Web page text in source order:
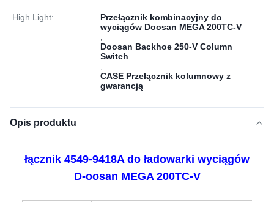
High Light:
Przełącznik kombinacyjny do
wyciągów Doosan MEGA 200TC-V
Doosan Backhoe 250-V Column
Switch
CASE Przełącznik kolumnowy z
gwarancją
Opis produktu
łącznik 4549-9418A do ładowarki wyciągów
D-oosan MEGA 200TC-V